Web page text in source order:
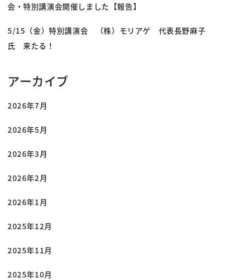
会・特別講演会開催しました【報告】
5/15（金）特別講演会 （株）モリアゲ 代表長野麻子
氏 来たる！
アーカイブ
2026年7月
2026年5月
2026年3月
2026年2月
2026年1月
2025年12月
2025年11月
2025年10月